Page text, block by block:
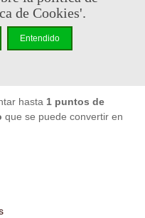
hasta 1 puntos de
que se puede convertir en
de Cookies'.
Entendido